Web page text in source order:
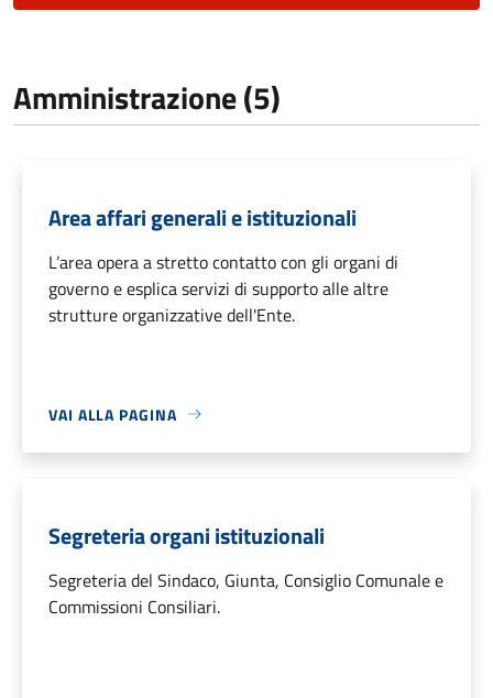
Amministrazione (5)
Area affari generali e istituzionali
L’area opera a stretto contatto con gli organi di
governo e esplica servizi di supporto alle altre
strutture organizzative dell'Ente.
VAI ALLA PAGINA
Segreteria organi istituzionali
Segreteria del Sindaco, Giunta, Consiglio Comunale e
Commissioni Consiliari.